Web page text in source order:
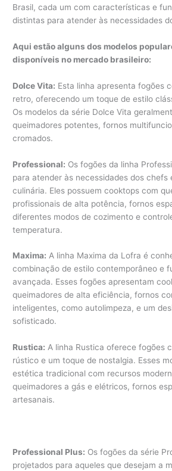
Brasil, cada um com características e
distintas para atender às necessidades
Aqui estão alguns dos modelos
disponíveis no mercado brasileiro:
Dolce Vita: Esta linha apresenta fogões
retro, oferecendo um toque de estilo
Os modelos da série Dolce Vita
queimadores potentes, fornos
cromados.
Professional: Os fogões da linha
para atender às necessidades dos chefs
culinária. Eles possuem cooktops com
profissionais de alta potência, fornos
diferentes modos de cozimento e
temperatura.
Maxima: A linha Maxima da Lofra é
combinação de estilo contemporâneo e
avançada. Esses fogões apresentam
queimadores de alta eficiência, fornos
inteligentes, como autolimpeza, e um
sofisticado.
Rustica: A linha Rustica oferece fogões
rústico e um toque de nostalgia. Esses
estética tradicional com recursos
queimadores a gás e elétricos, fornos
artesanais.
Professional Plus: Os fogões da série
projetados para aqueles que desejam a